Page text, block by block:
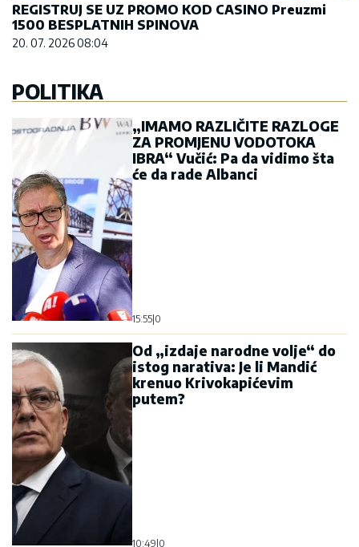
REGISTRUJ SE UZ PROMO KOD CASINO Preuzmi
1500 BESPLATNIH SPINOVA
20. 07. 2026 08:04
POLITIKA
„IMAMO RAZLIČITE RAZLOGE
ZA PROMJENU VODOTOKA
IBRA“ Vučić: Pa da vidimo šta
će da rade Albanci
15:55|0
Od „izdaje narodne volje“ do
istog narativa: Je li Mandić
krenuo Krivokapićevim
putem?
10:49|0